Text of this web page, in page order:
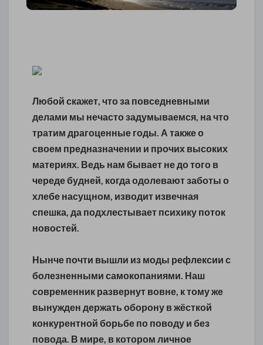
Любой скажет, что за повседневными
делами мы нечасто задумываемся, на что
тратим драгоценные годы. А также о
своем предназначении и прочих высоких
материях. Ведь нам бывает не до того в
череде будней, когда одолевают заботы о
хлебе насущном, изводит извечная
спешка, да подхлестывает психику поток
новостей.
Нынче почти вышли из моды рефлексии с
болезненными самокопаниями. Наш
современник развернут вовне, к тому же
вынужден держать оборону в жёсткой
конкурентной борьбе по поводу и без
повода. В мире, в котором личное